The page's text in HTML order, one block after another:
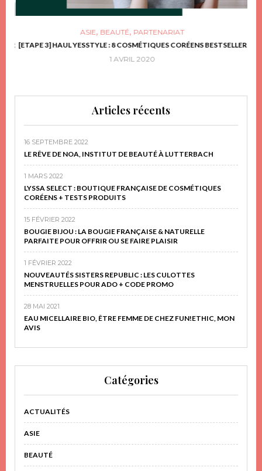
ASIE, BEAUTÉ, PARTENARIAT
[ETAPE 3] HAUL YESSTYLE : 8 COSMÉTIQUES CORÉENS BESTSELLER
1 AVRIL 2020
Articles récents
16 SEPTEMBRE 2022
LE RÊVE DE NOA, INSTITUT DE BEAUTÉ À LUTTERBACH
1 MARS 2022
LYSSA SELECT : BOUTIQUE FRANÇAISE DE COSMÉTIQUES
CORÉENS + TESTS PRODUITS
15 FÉVRIER 2022
BOUGIE BIJOU : LA BOUGIE FRANÇAISE & NATURELLE
PARFAITE POUR OFFRIR OU SE FAIRE PLAISIR
1 FÉVRIER 2022
NOUVEAUTÉS SISTERS REPUBLIC : LES CULOTTES
MENSTRUELLES POUR ADO + CODE PROMO
28 MAI 2021
EAU MICELLAIRE BIO, ÊTRE FEMME DE CHEZ FUN!ETHIC, MON
AVIS
Catégories
ACTUALITÉS
ASIE
BEAUTÉ